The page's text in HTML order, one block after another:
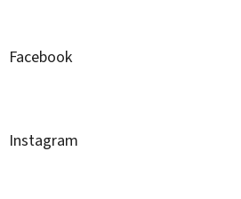
Facebook
Instagram